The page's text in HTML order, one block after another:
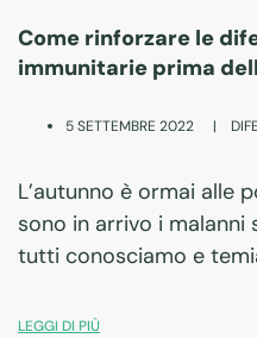
Come rinforzare le
immunitarie prima
5 SETTEMBRE 2022 |
L’autunno è ormai alle
sono in arrivo i malanni
tutti conosciamo e
d’anticipo, preparando il
LEGGI DI PIÙ